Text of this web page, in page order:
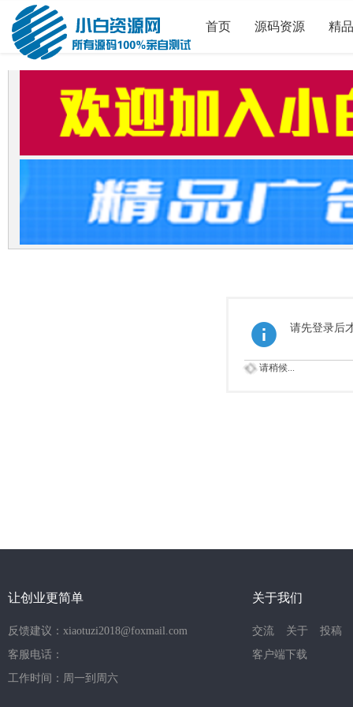
首页 源码资源 精
请先登录后
请稍候...
让创业更简单
反馈建议：xiaotuzi2018@foxmail.com
客服电话：
工作时间：周一到周六
关于我们
交流 关于
投稿
客户端下载